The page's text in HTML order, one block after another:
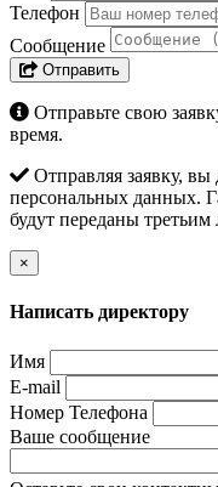
Телефон
Сообщение
Отправить
Отправьте свою
время.
Отправляя заявку, вы
персональных данных.
будут переданы третьим
×
Написать директору
Имя
E-mail
Номер Телефона
Ваше сообщение